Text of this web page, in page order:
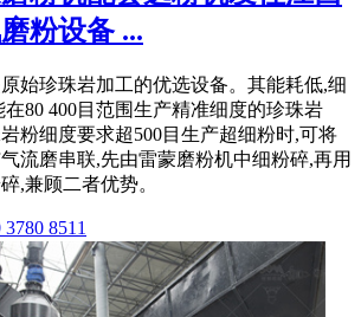
粉设备 ...
始珍珠岩加工的优选设备。其能耗低,细
在80 400目范围生产精准细度的珍珠岩
粉细度要求超500目生产超细粉时,可将
流磨串联,先由雷蒙磨粉机中细粉碎,再用
,兼顾二者优势。
8511